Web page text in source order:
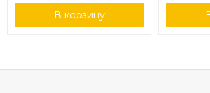
В корзину